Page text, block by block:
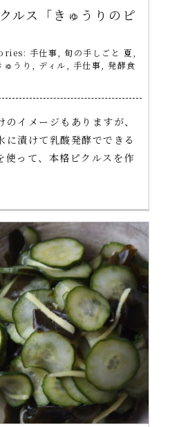
ルス「きゅうりのピ
手仕事 旬の手しごと 夏
ゅうり ディル 手仕事
発酵食
イメージもありますが、
に漬けて乳酸発酵でできる
使って、本格ピクルスを作